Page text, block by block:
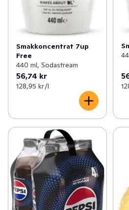
Smakkoncentrat 7up
Free
440 ml, Sodastream
56,74 kr
128,95 kr /l